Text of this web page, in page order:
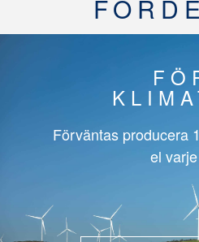
Förväntas producera
el